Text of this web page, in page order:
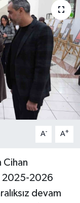
A- A+
Cihan
2025-2026
devam